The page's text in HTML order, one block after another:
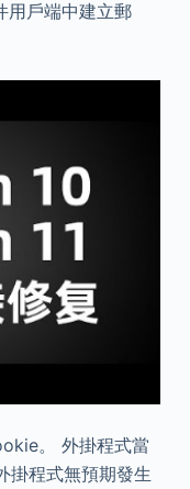
用戶端中建立郵
。 外掛程式當
掛程式無預期發生